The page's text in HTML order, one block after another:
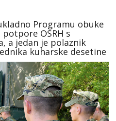
Programu obuke
OSRH s
a jedan je polaznik
kuharske desetine